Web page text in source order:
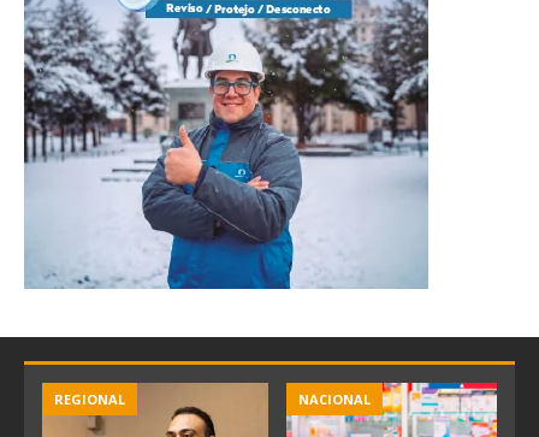
REGIONAL NACIONAL